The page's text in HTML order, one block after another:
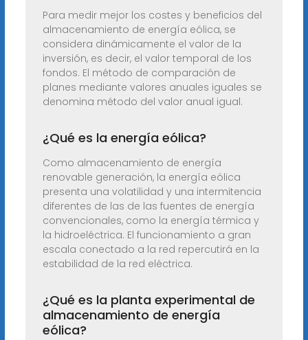
Para medir mejor los costes y beneficios del
almacenamiento de energía eólica, se
considera dinámicamente el valor de la
inversión, es decir, el valor temporal de los
fondos. El método de comparación de
planes mediante valores anuales iguales se
denomina método del valor anual igual.
¿Qué es la energía eólica?
Como almacenamiento de energía
renovable generación, la energía eólica
presenta una volatilidad y una intermitencia
diferentes de las de las fuentes de energía
convencionales, como la energía térmica y
la hidroeléctrica. El funcionamiento a gran
escala conectado a la red repercutirá en la
estabilidad de la red eléctrica.
¿Qué es la planta experimental de
almacenamiento de energía
eólica?